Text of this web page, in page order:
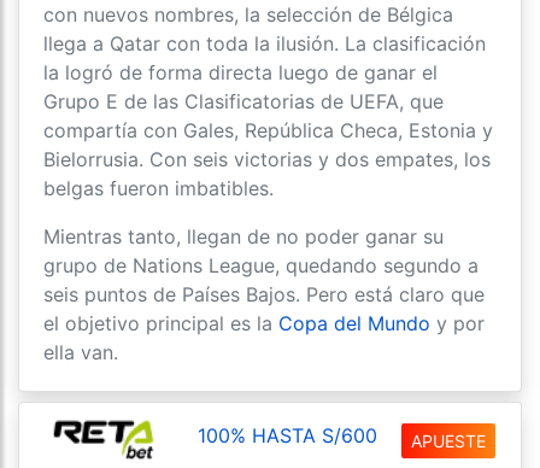
con nuevos nombres, la selección de Bélgica
llega a Qatar con toda la ilusión. La clasificación
la logró de forma directa luego de ganar el
Grupo E de las Clasificatorias de UEFA, que
compartía con Gales, República Checa, Estonia y
Bielorrusia. Con seis victorias y dos empates, los
belgas fueron imbatibles.
Mientras tanto, llegan de no poder ganar su
grupo de Nations League, quedando segundo a
seis puntos de Países Bajos. Pero está claro que
el objetivo principal es la Copa del Mundo y por
ella van.
100% HASTA S/600 APUESTE